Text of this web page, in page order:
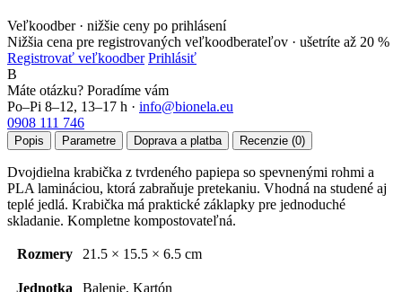
Veľkoodber · nižšie ceny po prihlásení
Nižšia cena pre registrovaných veľkoodberateľov · ušetríte až 20 %
Registrovať veľkoodber Prihlásiť
B
Máte otázku? Poradíme vám
Po–Pi 8–12, 13–17 h · info@bionela.eu
0908 111 746
Popis Parametre Doprava a platba Recenzie (0)
Dvojdielna krabička z tvrdeného papiepa so spevnenými rohmi a
PLA lamináciou, ktorá zabraňuje pretekaniu. Vhodná na studené aj
teplé jedlá. Krabička má praktické záklapky pre jednoduché
skladanie. Kompletne kompostovateľná.
Rozmery 21.5 × 15.5 × 6.5 cm
Jednotka Balenie, Kartón